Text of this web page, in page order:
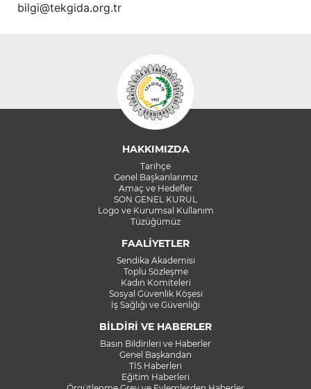
bilgi@tekgida.org.tr
HAKKIMIZDA
Tarihçe
Genel Başkanlarımız
Amaç ve Hedefler
SON GENEL KURUL
Logo ve Kurumsal Kullanım
Tüzüğümüz
FAALİYETLER
Sendika Akademisi
Toplu Sözleşme
Kadın Komiteleri
Sosyal Güvenlik Köşesi
İş Sağlığı ve Güvenliği
BİLDİRİ VE HABERLER
Basın Bildirileri ve Haberler
Genel Başkandan
TİS Haberleri
Eğitim Haberleri